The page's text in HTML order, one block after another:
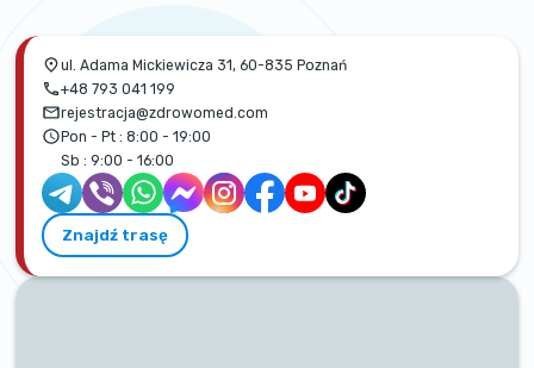
ul. Adama Mickiewicza 31, 60-835 Poznań
+48 793 041 199
rejestracja@zdrowomed.com
Pon - Pt : 8:00 - 19:00
Sb : 9:00 - 16:00
Znajdź trasę